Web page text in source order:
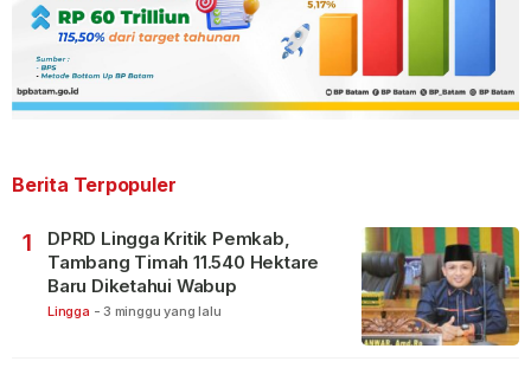
Berita Terpopuler
1
DPRD Lingga Kritik Pemkab,
Tambang Timah 11.540 Hektare
Baru Diketahui Wabup
Lingga - 3 minggu yang lalu